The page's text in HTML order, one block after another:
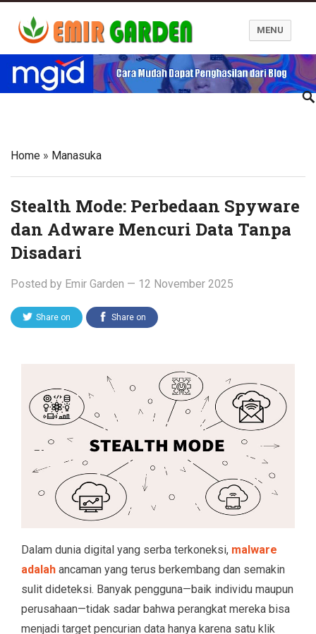
Blog Emir Garden
MENU
Home » Manasuka
Stealth Mode: Perbedaan Spyware
dan Adware Mencuri Data Tanpa
Disadari
Posted by Emir Garden — 12 November 2025
Share on Share on
Dalam dunia digital yang serba terkoneksi, malware
adalah ancaman yang terus berkembang dan semakin
sulit dideteksi. Banyak pengguna—baik individu maupun
perusahaan—tidak sadar bahwa perangkat mereka bisa
menjadi target pencurian data hanya karena satu klik